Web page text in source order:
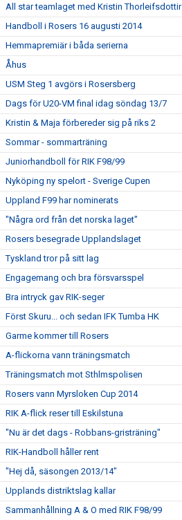
All star teamlaget med Kristin Thorleifsdottir
Handboll i Rosers 16 augusti 2014
Hemmapremiär i båda serierna
Åhus
USM Steg 1 avgörs i Rosersberg
Dags för U20-VM final idag söndag 13/7
Kristin & Maja förbereder sig på riks 2
Sommar - sommarträning
Juniorhandboll för RIK F98/99
Nyköping ny spelort - Sverige Cupen
Uppland F99 har nominerats
"Några ord från det norska laget"
Rosers besegrade Upplandslaget
Tyskland tror på sitt lag
Engagemang och bra försvarsspel
Bra intryck gav RIK-seger
Först Skuru... och sedan IFK Tumba HK
Garme kommer till Rosers
A-flickorna vann träningsmatch
Träningsmatch mot Sthlmspolisen
Rosers vann Myrsloken Cup 2014
RIK A-flick reser till Eskilstuna
"Nu är det dags - Robbans-gristräning"
RIK-Handboll håller rent
"Hej då, säsongen 2013/14"
Upplands distriktslag kallar
Sammanhållning A & O med RIK F98/99